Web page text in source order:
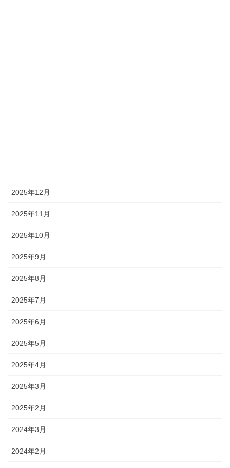
2025年12月
2025年11月
2025年10月
2025年9月
2025年8月
2025年7月
2025年6月
2025年5月
2025年4月
2025年3月
2025年2月
2024年3月
2024年2月